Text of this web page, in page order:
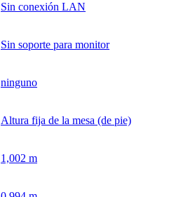
Sin conexión LAN
Sin soporte para monitor
ninguno
Altura fija de la mesa (de pie)
1,002 m